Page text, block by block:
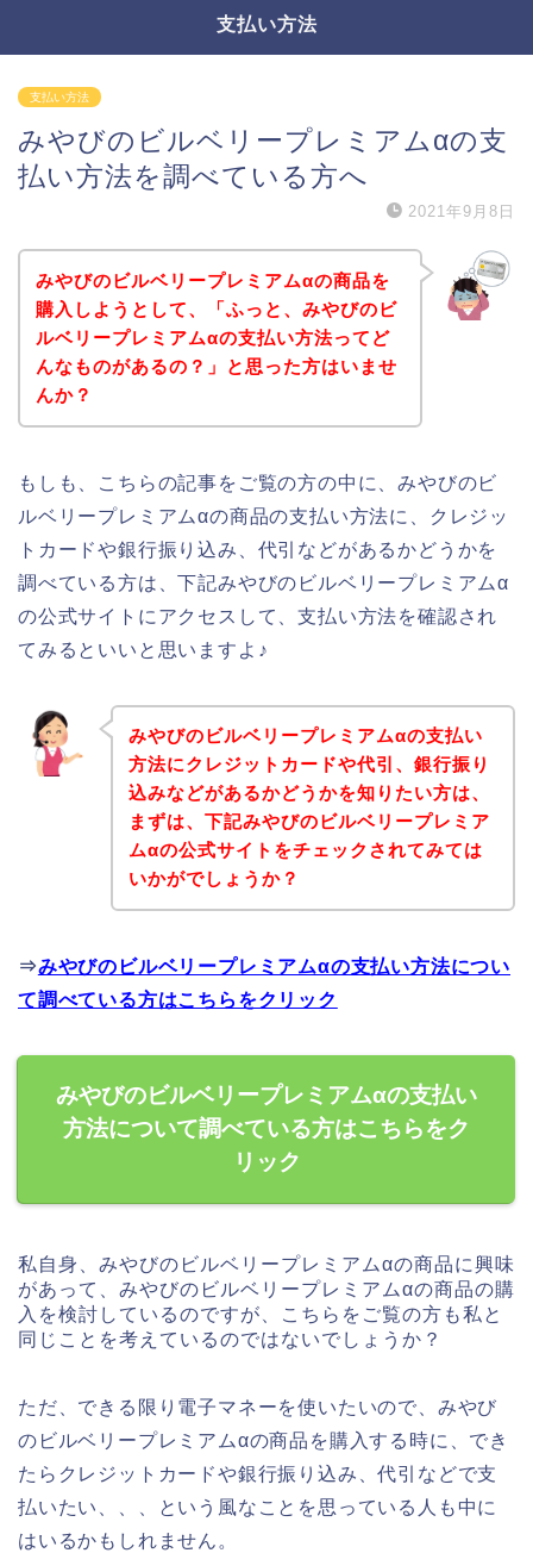
支払い方法
支払い方法
みやびのビルベリープレミアムαの支
払い方法を調べている方へ
2021年9月8日
みやびのビルベリープレミアムαの商品を
購入しようとして、「ふっと、みやびのビ
ルベリープレミアムαの支払い方法ってど
んなものがあるの？」と思った方はいませ
んか？
もしも、こちらの記事をご覧の方の中に、みやびのビ
ルベリープレミアムαの商品の支払い方法に、クレジッ
トカードや銀行振り込み、代引などがあるかどうかを
調べている方は、下記みやびのビルベリープレミアムα
の公式サイトにアクセスして、支払い方法を確認され
てみるといいと思いますよ♪
みやびのビルベリープレミアムαの支払い
方法にクレジットカードや代引、銀行振り
込みなどがあるかどうかを知りたい方は、
まずは、下記みやびのビルベリープレミア
ムαの公式サイトをチェックされてみては
いかがでしょうか？
⇒みやびのビルベリープレミアムαの支払い方法につい
て調べている方はこちらをクリック
みやびのビルベリープレミアムαの支払い
方法について調べている方はこちらをク
リック
私自身、みやびのビルベリープレミアムαの商品に興味
があって、みやびのビルベリープレミアムαの商品の購
入を検討しているのですが、こちらをご覧の方も私と
同じことを考えているのではないでしょうか？
ただ、できる限り電子マネーを使いたいので、みやび
のビルベリープレミアムαの商品を購入する時に、でき
たらクレジットカードや銀行振り込み、代引などで支
払いたい、、、という風なことを思っている人も中に
はいるかもしれません。